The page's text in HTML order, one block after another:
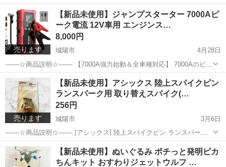
らかすぎず】 EUMELAN シングルマットレスは、総厚22cmの贅沢な
設計。一般のマットレスと比べて、底付き感がさらに少なく、体圧を
効率...
京都 城陽市 寝具 シングル
売ります
【新品未使用】ジャンプスターター 7000Aピ
ーク電流 12V車用 エンジンス…
8,000円
城陽市
4月28日
-------☆商品説明☆------- 【7000A強力始動＆全車種対応】 7000Aのピー
ク電流で、12Lガソリン車や10Lディーゼル車を瞬時に始動。12Vのバ
イク、乗用車、トラックまで幅広く対応し、冬場のバッテリー上が...
城陽市 その他 mAh
売ります
【新品未使用】アシックス 陸上スパイクピン
ランスパーク用 取り替えスパイク(…
256円
城陽市
3月6日
-------☆商品説明☆------- [アシックス] 陸上スパイクピン ランスパーク
用 取り替えスパイク(18本) シルバー 6 カラー：シルバー サイズ：
L(27.5cm〜) １足分 ※新品未使用ですが、箱に破れ...
京都 城陽市 靴 陸上
【新品未使用】ぬいぐるみ ポチっと発明ピカ
ちんキット おすわりジェットウルフ …